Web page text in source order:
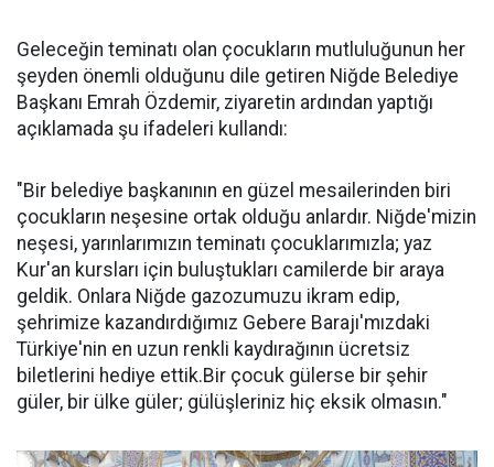
Geleceğin teminatı olan çocukların mutluluğunun her
şeyden önemli olduğunu dile getiren Niğde Belediye
Başkanı Emrah Özdemir, ziyaretin ardından yaptığı
açıklamada şu ifadeleri kullandı:
"Bir belediye başkanının en güzel mesailerinden biri
çocukların neşesine ortak olduğu anlardır. Niğde'mizin
neşesi, yarınlarımızın teminatı çocuklarımızla; yaz
Kur'an kursları için buluştukları camilerde bir araya
geldik. Onlara Niğde gazozumuzu ikram edip,
şehrimize kazandırdığımız Gebere Barajı'mızdaki
Türkiye'nin en uzun renkli kaydırağının ücretsiz
biletlerini hediye ettik.Bir çocuk gülerse bir şehir
güler, bir ülke güler; gülüşleriniz hiç eksik olmasın."